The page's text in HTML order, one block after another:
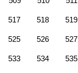
517 518 519
525 526 527
533 534 535